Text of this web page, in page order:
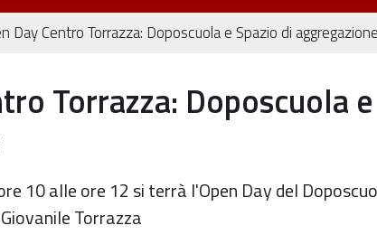
Day Centro Torrazza: Doposcuola e Spazio di aggregazione
Torrazza: Doposcuola
10 alle ore 12 si terrà l'Open Day del
Torrazza